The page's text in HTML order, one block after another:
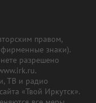
правом,
знаки).
разрешено
ТВ и радио
«Твой Иркутск».